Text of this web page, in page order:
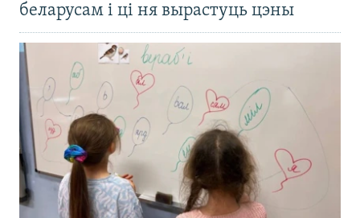
беларусам і ці ня вырастуць цэны